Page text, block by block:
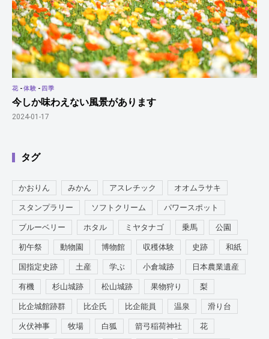
花 -体験 - 四季
今しか味わえない風景があります
2024-01-17
タグ
かおりん みかん アスレチック
オオムラサキ
スタンプラリー
ソフトクリーム
パワースポット
ブルーベリー
ホタル ミヤタナゴ 乗馬
公園
初午祭
動物園 博物館 収穫体験 史跡
和紙
国指定史跡
土産 学ぶ 小倉城跡
日本農業遺産
有機
杉山城跡 松山城跡 果物狩り
梨
比企城館跡群
比企氏 比企能員 温泉
滑り台
火伏神事
牧場 白狐 箭弓稲荷神社
花